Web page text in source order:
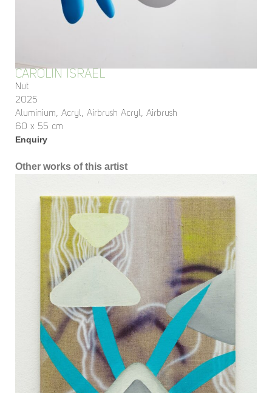
CAROLIN ISRAEL
Nut
2025
Aluminium, Acryl, Airbrush Acryl, Airbrush
60 x 55 cm
Enquiry
Other works of this artist